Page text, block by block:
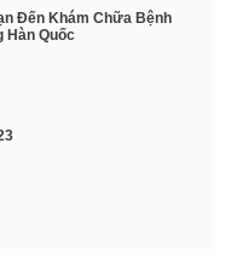
Đến Khám Chữa Bệnh
Hàn Quốc